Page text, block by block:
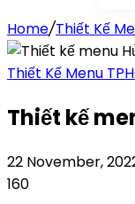
Home/Thiết Kế
Thiết Kế Menu
Thiết kế
22 November,
160